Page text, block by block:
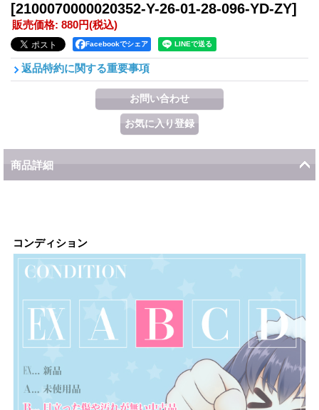
[2100070000020352-Y-26-01-28-096-YD-ZY]
販売価格: 880円(税込)
Facebookでシェア
返品特約に関する重要事項
商品詳細
コンディション